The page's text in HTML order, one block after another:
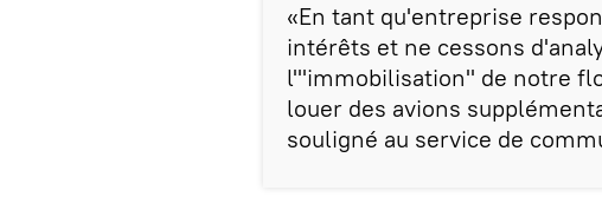
«En tant qu'entreprise
intérêts et ne cessons
l'"immobilisation" de notre
louer des avions
souligné au service de